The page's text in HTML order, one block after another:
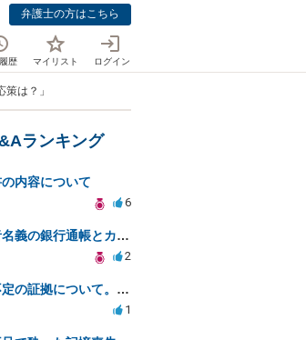
弁護士の方はこちら
歴 マイリスト ログイン
は？」
ランキング
内容について
6
離婚後の元配偶者名義の銀行通帳とカードの処分方法について
2
慰謝料請求時の不定の証拠について。効力があるのか知りたい。
1